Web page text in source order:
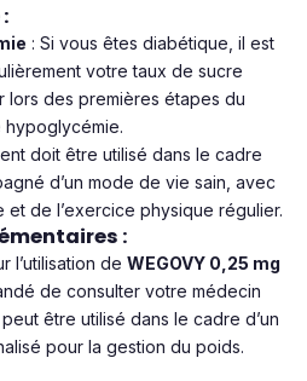
: Si vous êtes diabétique, il est
votre taux de sucre
lors des premières étapes du
hypoglycémie.
doit être utilisé dans le cadre
d’un mode de vie sain, avec
et de l’exercice physique régulier.
:
l’utilisation de WEGOVY 0,25 mg
de consulter votre médecin
être utilisé dans le cadre d’un
pour la gestion du poids.